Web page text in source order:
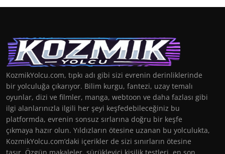
KozmikYolcu.com, tıpkı adı gibi sizi evrenin derinliklerinde
bir yolculuğa çıkarıyor. Bilim kurgu, fantezi, uzay temalı
oyunlar, dizi ve filmler, manga, webtoon ve daha fazlası gibi
ilgi alanlarınızla ilgili her şeyi keşfedebileceğiniz bu
platformda, evrenin sonsuz sırlarına doğru bir keşfe
çıkmaya hazır olun. Yıldızların ötesine uzanan bu yolculukta,
KozmikYolcu.com’daki içerikler de sizi sınırların ötesine